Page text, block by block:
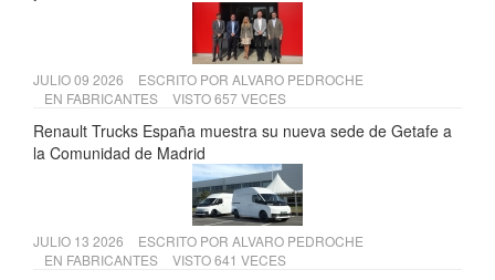
JULIO 09 2026 ESCRITO POR ALVARO PEDROCHE
EN FABRICANTES VISTO 657 VECES
Renault Trucks España muestra su nueva sede de Getafe a
la Comunidad de Madrid
JULIO 13 2026 ESCRITO POR ALVARO PEDROCHE
EN FABRICANTES VISTO 641 VECES